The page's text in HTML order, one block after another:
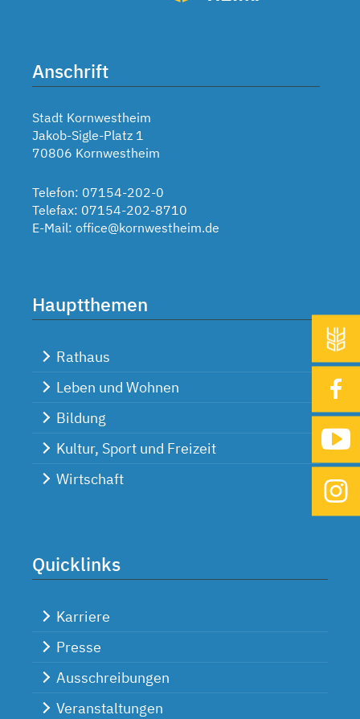
Anschrift
Stadt Kornwestheim
Jakob-Sigle-Platz 1
70806 Kornwestheim
Telefon: 07154-202-0
Telefax: 07154-202-8710
E-Mail: office@kornwestheim.de
Hauptthemen
Rathaus
Leben und Wohnen
Bildung
Kultur, Sport und Freizeit
Wirtschaft
Quicklinks
Karriere
Presse
Ausschreibungen
Veranstaltungen